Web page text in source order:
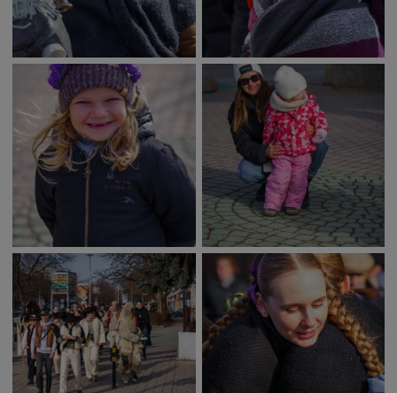
Zdravotníctvo
Dobrovoľníctvo
Rady a tipy
Benefícia
Deti a rodina
Dobrovoľníctvo
Benefícia
Duchovný život
EkoMesto
Tradície
Veda
Zvieratá
Súťaž
Pracovné ponuky